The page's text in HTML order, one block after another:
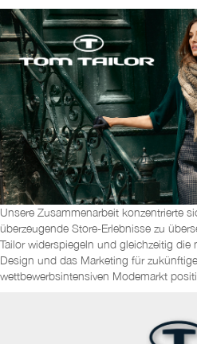
Unsere Zusammenarbeit konzentrierte
überzeugende Store-Erlebnisse zu
Tailor widerspiegeln und gleichzeitig
Design und das Marketing für
wettbewerbsintensiven Modemarkt